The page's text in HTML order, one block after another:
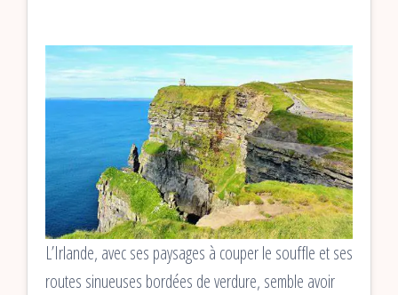
L’Irlande, avec ses paysages à couper le souffle et ses
routes sinueuses bordées de verdure, semble avoir